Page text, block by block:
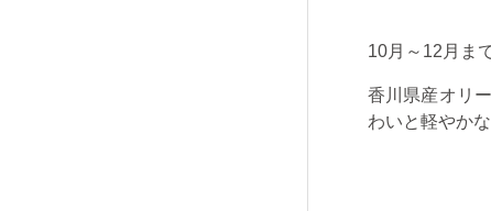
10月～ 12 月ま
香川県産オリ
わいと軽やか